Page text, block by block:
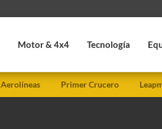
Motor & 4x4 Tecnología
Aerolíneas Primer Crucero